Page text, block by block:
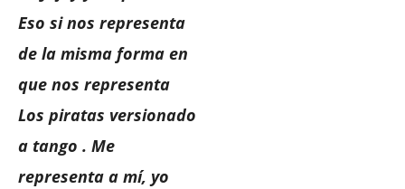
Eso si nos representa
de la misma forma en
que nos representa
Los piratas versionado
a tango . Me
representa a mí, yo